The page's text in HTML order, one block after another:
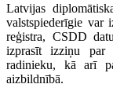
Latvijas
valstspiederīgie var
reģistra, CSDD
izprasīt izziņu par
radinieku, kā arī
aizbildnībā.